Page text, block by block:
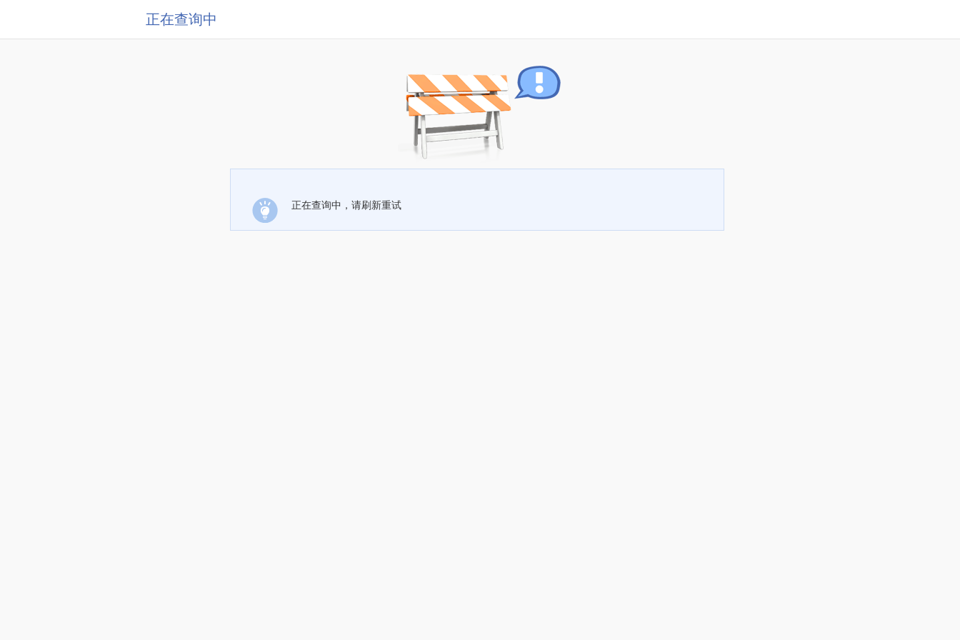
正在查询中
正在查询中，请刷新重试